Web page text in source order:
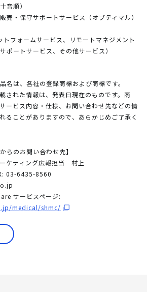
音順）
売・保守サポートサービス（オプティマル）
トフォームサービス、リモートマネジメント
ポートサービス、その他サービス）
名は、各社の登録商標および商標です。
された情報は、発表日現在のものです。商
ービス内容・仕様、お問い合わせ先などの情
ることがありますので、あらかじめご了承く
らのお問い合わせ先】
ケティング広報担当 村上
03-6435-8560
サービスページ:
medical/shmc/